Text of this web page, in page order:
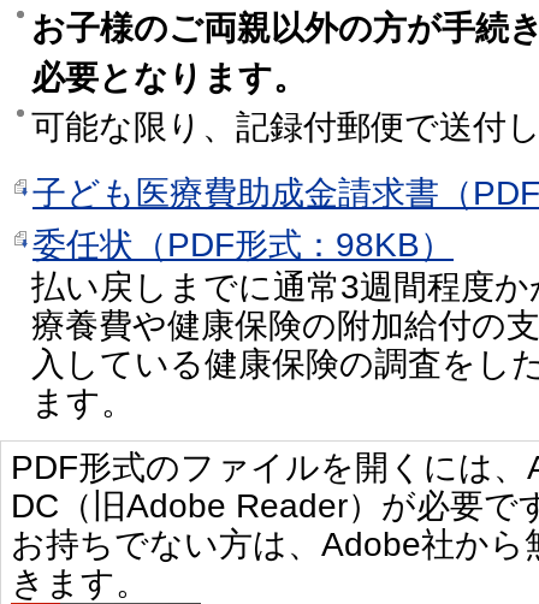
お子様のご両親以外の方が手続
必要となります。
可能な限り、記録付郵便で送付
子ども医療費助成金請求書（
委任状（PDF形式：98KB）
払い戻しまでに通常3週間程度
療養費や健康保険の附加給付の
入している健康保険の調査をし
ます。
PDF形式のファイルを開くには
DC（旧Adobe Reader）が必要で
お持ちでない方は、Adobe社か
きます。